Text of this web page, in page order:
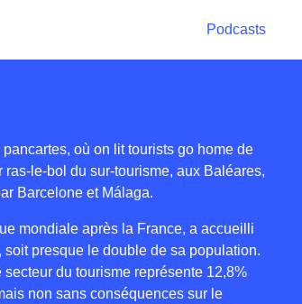
Podcasts
où on lit tourists go home de
le-bol du sur-tourisme, aux Baléares,
Barcelone et Málaga.
mondiale après la France, a accueilli
presque le double de sa population.
du tourisme représente 12,8%
non sans conséquences sur le